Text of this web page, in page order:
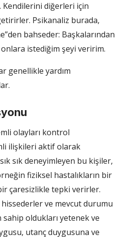
diğerleri için
Psikanaliz burada,
bahseder: Başkalarından
istediğim şeyi veririm.
genellikle yardım
olayları kontrol
ilişkileri aktif olarak
sık deneyimleyen bu kişiler,
fiziksel hastalıkların bir
çaresizlikle tepki verirler.
ve mevcut durumu
oldukları yetenek ve
utanç duygusuna ve